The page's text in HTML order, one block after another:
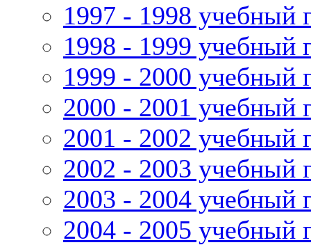
1997 - 1998 учебный
1998 - 1999 учебный
1999 - 2000 учебный
2000 - 2001 учебный
2001 - 2002 учебный
2002 - 2003 учебный
2003 - 2004 учебный
2004 - 2005 учебный